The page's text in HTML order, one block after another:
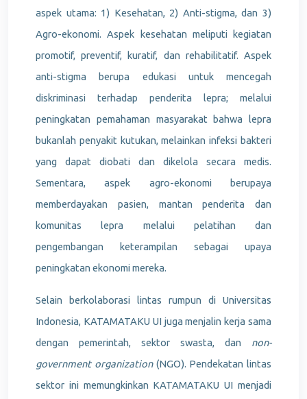
aspek utama: 1) Kesehatan, 2) Anti-stigma, dan 3)
Agro-ekonomi. Aspek kesehatan meliputi kegiatan
promotif, preventif, kuratif, dan rehabilitatif. Aspek
anti-stigma berupa edukasi untuk mencegah
diskriminasi terhadap penderita lepra; melalui
peningkatan pemahaman masyarakat bahwa lepra
bukanlah penyakit kutukan, melainkan infeksi bakteri
yang dapat diobati dan dikelola secara medis.
Sementara, aspek agro-ekonomi berupaya
memberdayakan pasien, mantan penderita dan
komunitas lepra melalui pelatihan dan
pengembangan keterampilan sebagai upaya
peningkatan ekonomi mereka.
Selain berkolaborasi lintas rumpun di Universitas
Indonesia, KATAMATAKU UI juga menjalin kerja sama
dengan pemerintah, sektor swasta, dan non-
government organization(NGO). Pendekatan lintas
sektor ini memungkinkan KATAMATAKU UI menjadi